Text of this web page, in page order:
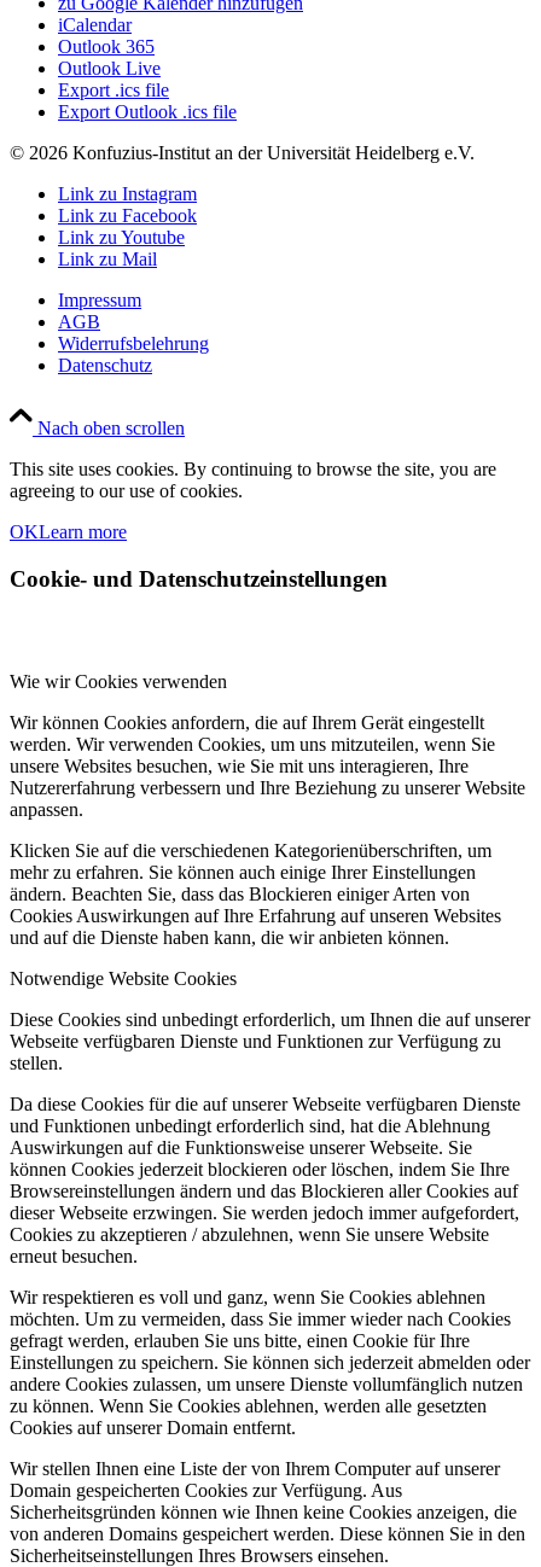
iCalendar
Outlook 365
Outlook Live
Export .ics file
Export Outlook .ics file
© 2026 Konfuzius-Institut an der Universität Heidelberg e.V.
Link zu Instagram
Link zu Facebook
Link zu Youtube
Link zu Mail
Impressum
AGB
Widerrufsbelehrung
Datenschutz
Nach oben scrollen
This site uses cookies. By continuing to browse the site, you are
agreeing to our use of cookies.
OKLearn more
Cookie- und Datenschutzeinstellungen
Wie wir Cookies verwenden
Wir können Cookies anfordern, die auf Ihrem Gerät eingestellt
werden. Wir verwenden Cookies, um uns mitzuteilen, wenn Sie
unsere Websites besuchen, wie Sie mit uns interagieren, Ihre
Nutzererfahrung verbessern und Ihre Beziehung zu unserer Website
anpassen.
Klicken Sie auf die verschiedenen Kategorienüberschriften, um
mehr zu erfahren. Sie können auch einige Ihrer Einstellungen
ändern. Beachten Sie, dass das Blockieren einiger Arten von
Cookies Auswirkungen auf Ihre Erfahrung auf unseren Websites
und auf die Dienste haben kann, die wir anbieten können.
Notwendige Website Cookies
Diese Cookies sind unbedingt erforderlich, um Ihnen die auf unserer
Webseite verfügbaren Dienste und Funktionen zur Verfügung zu
stellen.
Da diese Cookies für die auf unserer Webseite verfügbaren Dienste
und Funktionen unbedingt erforderlich sind, hat die Ablehnung
Auswirkungen auf die Funktionsweise unserer Webseite. Sie
können Cookies jederzeit blockieren oder löschen, indem Sie Ihre
Browsereinstellungen ändern und das Blockieren aller Cookies auf
dieser Webseite erzwingen. Sie werden jedoch immer aufgefordert,
Cookies zu akzeptieren / abzulehnen, wenn Sie unsere Website
erneut besuchen.
Wir respektieren es voll und ganz, wenn Sie Cookies ablehnen
möchten. Um zu vermeiden, dass Sie immer wieder nach Cookies
gefragt werden, erlauben Sie uns bitte, einen Cookie für Ihre
Einstellungen zu speichern. Sie können sich jederzeit abmelden oder
andere Cookies zulassen, um unsere Dienste vollumfänglich nutzen
zu können. Wenn Sie Cookies ablehnen, werden alle gesetzten
Cookies auf unserer Domain entfernt.
Wir stellen Ihnen eine Liste der von Ihrem Computer auf unserer
Domain gespeicherten Cookies zur Verfügung. Aus
Sicherheitsgründen können wie Ihnen keine Cookies anzeigen, die
von anderen Domains gespeichert werden. Diese können Sie in den
Sicherheitseinstellungen Ihres Browsers einsehen.